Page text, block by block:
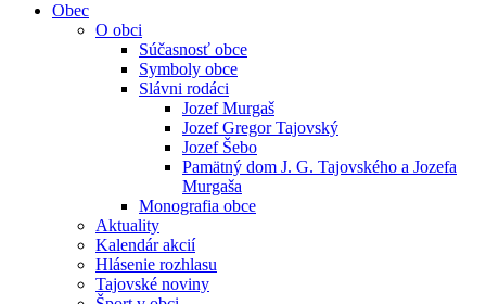
Obec
O obci
Súčasnosť obce
Symboly obce
Slávni rodáci
Jozef Murgaš
Jozef Gregor Tajovský
Jozef Šebo
Pamätný dom J. G. Tajovského a Jozefa
Murgaša
Monografia obce
Aktuality
Kalendár akcií
Hlásenie rozhlasu
Tajovské noviny